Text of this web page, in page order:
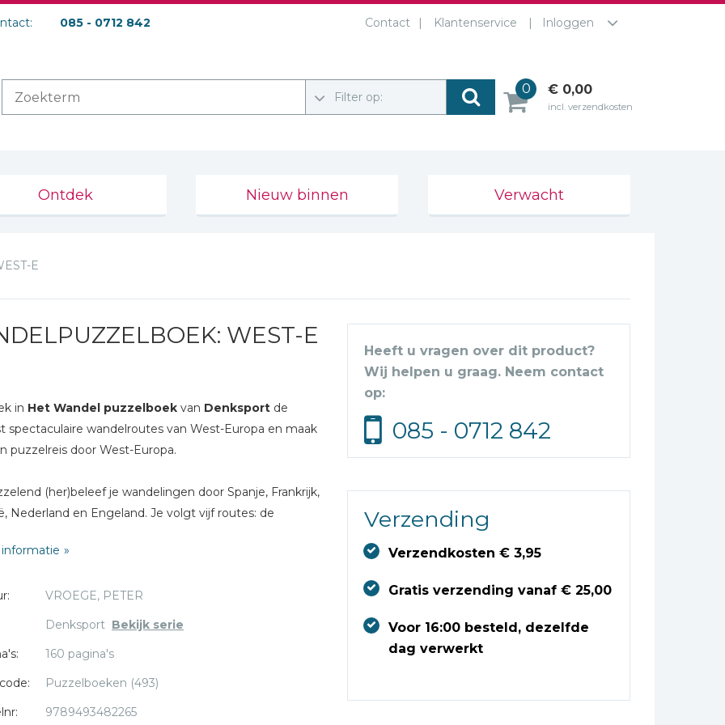
085 - 0712 842 Contact Klantenservice Inloggen
Filter op:
0 € 0,00
incl. verzendkosten
Ontdek Nieuw binnen Verwacht
E
WEST-E
in Het Wandel puzzelboek van Denksport de
spectaculaire wandelroutes van West-Europa en maak
puzzelreis door West-Europa.
(her)beleef je wandelingen door Spanje, Frankrijk,
Nederland en Engeland. Je volgt vijf routes: de
en de Pennine Way.
hand van kaartpuzzels, quizzen en beeldpuzzels leer je
de natuur, de cultuur en de geschiedenis van de
bent of niet, zin hebt in voorpret voor
een etappe begint of wilt nagenieten: Het Wandel
VROEGE, PETER
Denksport Bekijk serie
160 pagina's
Puzzelboeken (493)
9789493482265
Heeft u vragen over dit product?
Wij helpen u graag. Neem contact
op:
085 - 0712 842
Verzending
Verzendkosten € 3,95
Gratis verzending vanaf € 25,00
Voor 16:00 besteld, dezelfde
dag verwerkt